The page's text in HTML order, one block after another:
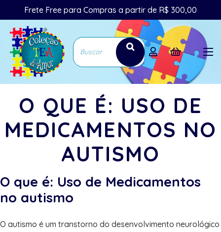
Frete Free para Compras a partir de R$ 300,00
O QUE É: USO DE
MEDICAMENTOS NO
AUTISMO
O que é: Uso de Medicamentos
no autismo
O autismo é um transtorno do desenvolvimento neurológico